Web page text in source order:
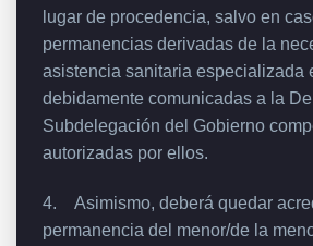
lugar de procedencia, salvo en
permanencias derivadas de la
asistencia sanitaria especializada
debidamente comunicadas a la
Subdelegación del Gobierno
autorizadas por ellos.
4. Asimismo, deberá quedar
permanencia del menor/de la